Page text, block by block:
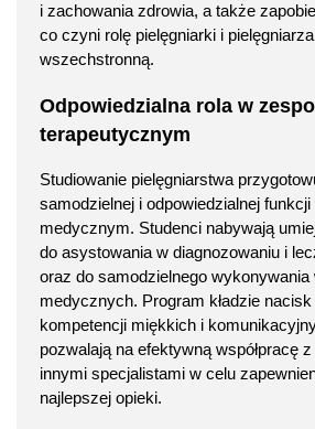
i zachowania zdrowia, a także
co czyni rolę pielęgniarki i
wszechstronną.
Odpowiedzialna rola w
terapeutycznym
Studiowanie pielęgniarstwa
samodzielnej i odpowiedzialnej
medycznym. Studenci nabywają
do asystowania w diagnozowaniu i
oraz do samodzielnego
medycznych. Program kładzie
kompetencji miękkich i
pozwalają na efektywną współpracę
innymi specjalistami w celu
najlepszej opieki.